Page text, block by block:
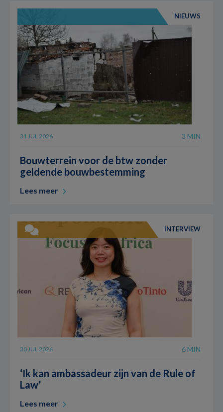
NIEUWS
31 JUL 2026 3 MIN
Bouwterrein voor de btw zonder
geldende bouwbestemming
Lees meer
INTERVIEW
30 JUL 2026 6 MIN
‘Ik kan ambassadeur zijn van de Rule of
Law’
Lees meer